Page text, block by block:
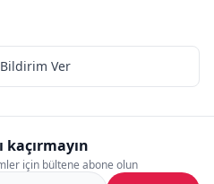
Ver
kaçırmayın
için bültene abone olun